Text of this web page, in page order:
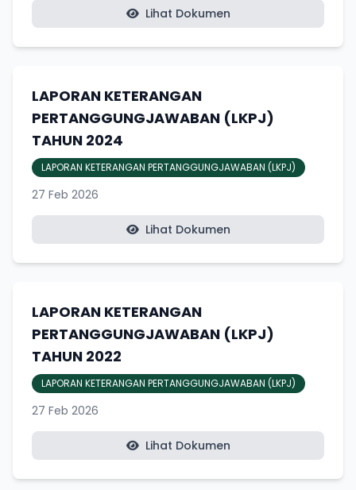
Lihat Dokumen
LAPORAN KETERANGAN
PERTANGGUNGJAWABAN (LKPJ)
TAHUN 2024
LAPORAN KETERANGAN PERTANGGUNGJAWABAN (LKPJ)
27 Feb 2026
Lihat Dokumen
LAPORAN KETERANGAN
PERTANGGUNGJAWABAN (LKPJ)
TAHUN 2022
LAPORAN KETERANGAN PERTANGGUNGJAWABAN (LKPJ)
27 Feb 2026
Lihat Dokumen